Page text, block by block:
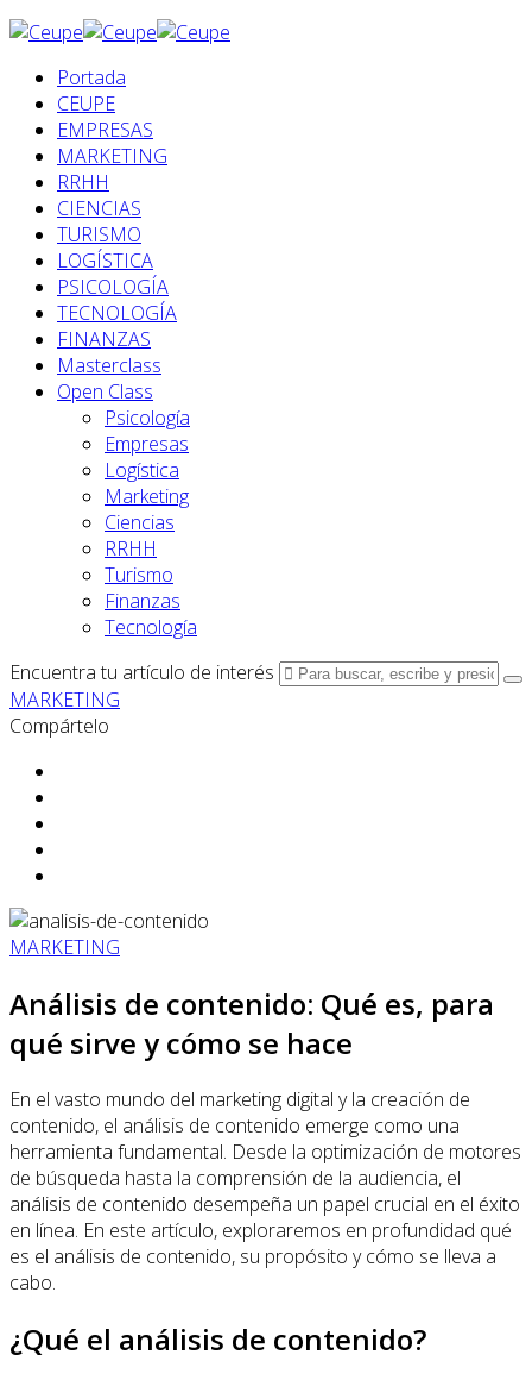
Portada
CEUPE
EMPRESAS
MARKETING
RRHH
CIENCIAS
TURISMO
LOGÍSTICA
PSICOLOGÍA
TECNOLOGÍA
FINANZAS
Masterclass
Open Class
Psicología
Empresas
Logística
Marketing
Ciencias
RRHH
Turismo
Finanzas
Tecnología
Encuentra tu artículo de interés
MARKETING
Compártelo
MARKETING
Análisis de contenido: Qué es, para
qué sirve y cómo se hace
En el vasto mundo del marketing digital y la creación de
contenido, el análisis de contenido emerge como una
herramienta fundamental. Desde la optimización de motores
de búsqueda hasta la comprensión de la audiencia, el
análisis de contenido desempeña un papel crucial en el éxito
en línea. En este artículo, exploraremos en profundidad qué
es el análisis de contenido, su propósito y cómo se lleva a
cabo.
¿Qué el análisis de contenido?